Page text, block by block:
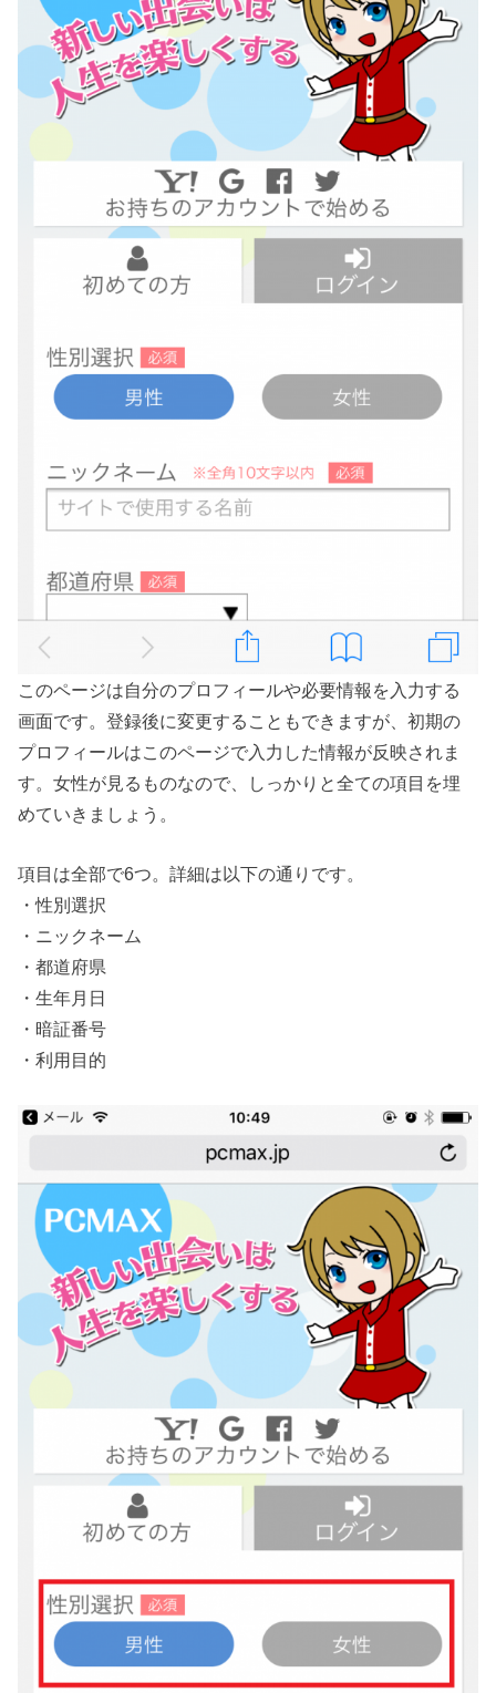
このページは自分のプロフィールや必要情報を入力する
画面です。登録後に変更することもできますが、初期の
プロフィールはこのページで入力した情報が反映されま
す。女性が見るものなので、しっかりと全ての項目を埋
めていきましょう。
項目は全部で6つ。詳細は以下の通りです。
・性別選択
・ニックネーム
・都道府県
・生年月日
・暗証番号
・利用目的